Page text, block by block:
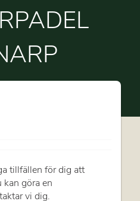
tillfällen för dig att
kan göra en
vi dig.